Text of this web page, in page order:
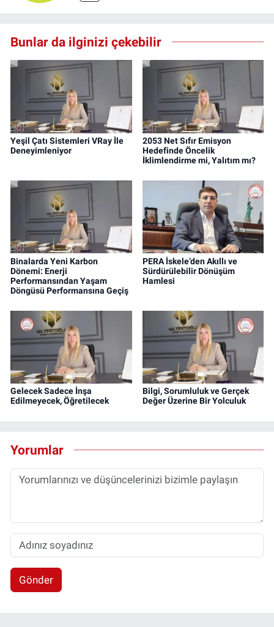
Bunlar da ilginizi çekebilir
Yeşil Çatı Sistemleri VRay İle
Deneyimleniyor
2053 Net Sıfır Emisyon
Hedefinde Öncelik
İklimlendirme mi, Yalıtım mı?
Binalarda Yeni Karbon
Dönemi: Enerji
Performansından Yaşam
Döngüsü Performansına Geçiş
PERA İskele’den Akıllı ve
Sürdürülebilir Dönüşüm
Hamlesi
Gelecek Sadece İnşa
Edilmeyecek, Öğretilecek
Bilgi, Sorumluluk ve Gerçek
Değer Üzerine Bir Yolculuk
Yorumlar
Gönder